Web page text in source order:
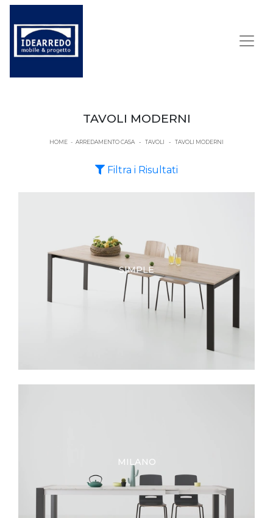
TAVOLI MODERNI
HOME - ARREDAMENTO CASA - TAVOLI - TAVOLI MODERNI
Filtra i Risultati
SIMPLE
MILANO